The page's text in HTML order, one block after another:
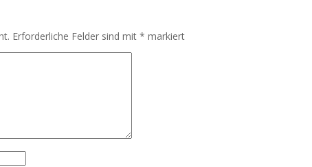
Erforderliche Felder sind mit * markiert